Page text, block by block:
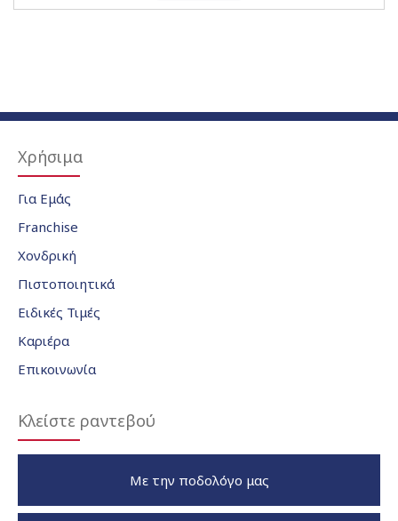
Χρήσιμα
Για Εμάς
Franchise
Χονδρική
Πιστοποιητικά
Ειδικές Τιμές
Καριέρα
Επικοινωνία
Κλείστε ραντεβού
Με την ποδολόγο μας